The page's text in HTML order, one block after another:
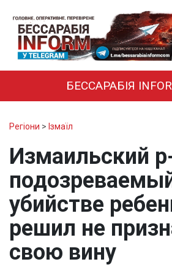
БЕССАРАБІЯ
Регіони > Ізмаїл
Измаильский
убийстве
решил не
свою вину